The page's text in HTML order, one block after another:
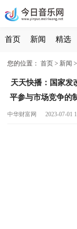
首页 新闻 精选
您的位置： 首页 > 新闻
天天快播：国家发
平参与市场竞争的
中华财富网 2023-07-01